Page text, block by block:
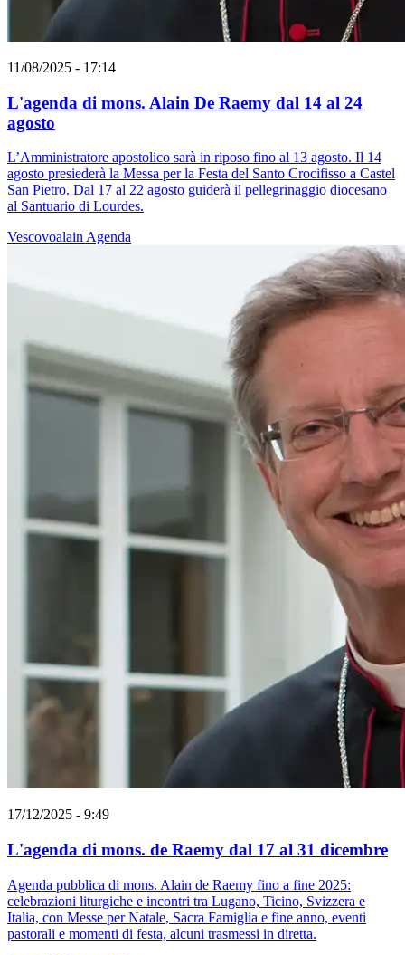
11/08/2025 - 17:14
L'agenda di mons. Alain De Raemy dal 14 al 24
agosto
L’Amministratore apostolico sarà in riposo fino al 13 agosto. Il 14
agosto presiederà la Messa per la Festa del Santo Crocifisso a Castel
San Pietro. Dal 17 al 22 agosto guiderà il pellegrinaggio diocesano
al Santuario di Lourdes.
Vescovoalain Agenda
17/12/2025 - 9:49
L'agenda di mons. de Raemy dal 17 al 31 dicembre
Agenda pubblica di mons. Alain de Raemy fino a fine 2025:
celebrazioni liturgiche e incontri tra Lugano, Ticino, Svizzera e
Italia, con Messe per Natale, Sacra Famiglia e fine anno, eventi
pastorali e momenti di festa, alcuni trasmessi in diretta.